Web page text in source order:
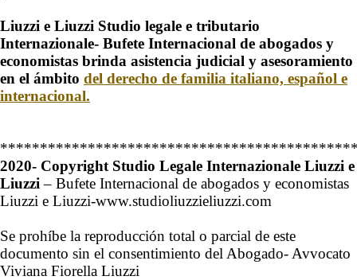
Liuzzi e Liuzzi Studio legale e tributario
Internazionale- Bufete Internacional de abogados y
economistas brinda asistencia judicial y asesoramiento
en el ámbito del derecho de familia italiano, español e
internacional.
2020- Copyright Studio Legale Internazionale Liuzzi e
Liuzzi – Bufete Internacional de abogados y economistas
Liuzzi e Liuzzi-www.studioliuzzieliuzzi.com
Se prohíbe la reproducción total o parcial de este
documento sin el consentimiento del Abogado- Avvocato
Viviana Fiorella Liuzzi